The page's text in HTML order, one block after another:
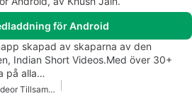
för Android
skapad av skaparna av den
Indian Short Videos.Med över 30+
på alla…
Appar För Att Titta På Videor Tillsammans I Realtid